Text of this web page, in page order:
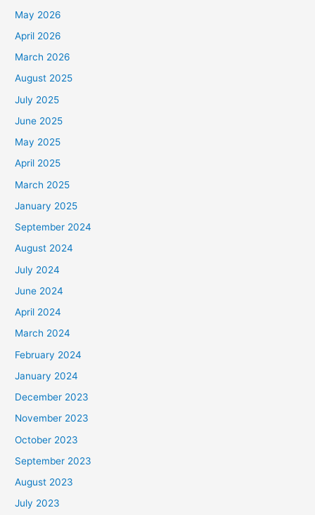
May 2026
April 2026
March 2026
August 2025
July 2025
June 2025
May 2025
April 2025
March 2025
January 2025
September 2024
August 2024
July 2024
June 2024
April 2024
March 2024
February 2024
January 2024
December 2023
November 2023
October 2023
September 2023
August 2023
July 2023